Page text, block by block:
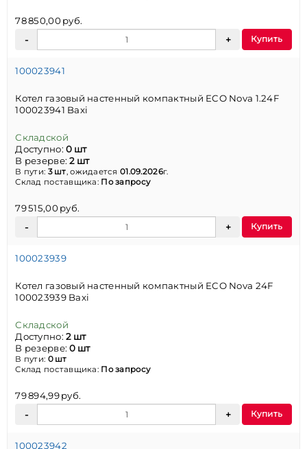
78 850,00 руб.
Купить
100023941
Котел газовый настенный компактный ECO Nova 1.24F
100023941 Baxi
Складской
Доступно:0 шт
В резерве:2 шт
В пути: 3 шт , ожидается01.09.2026г.
Склад поставщика: По запросу
79 515,00 руб.
Купить
100023939
Котел газовый настенный компактный ECO Nova 24F
100023939 Baxi
Складской
Доступно:2 шт
В резерве:0 шт
В пути: 0 шт
Склад поставщика: По запросу
79 894,99 руб.
Купить
100023942